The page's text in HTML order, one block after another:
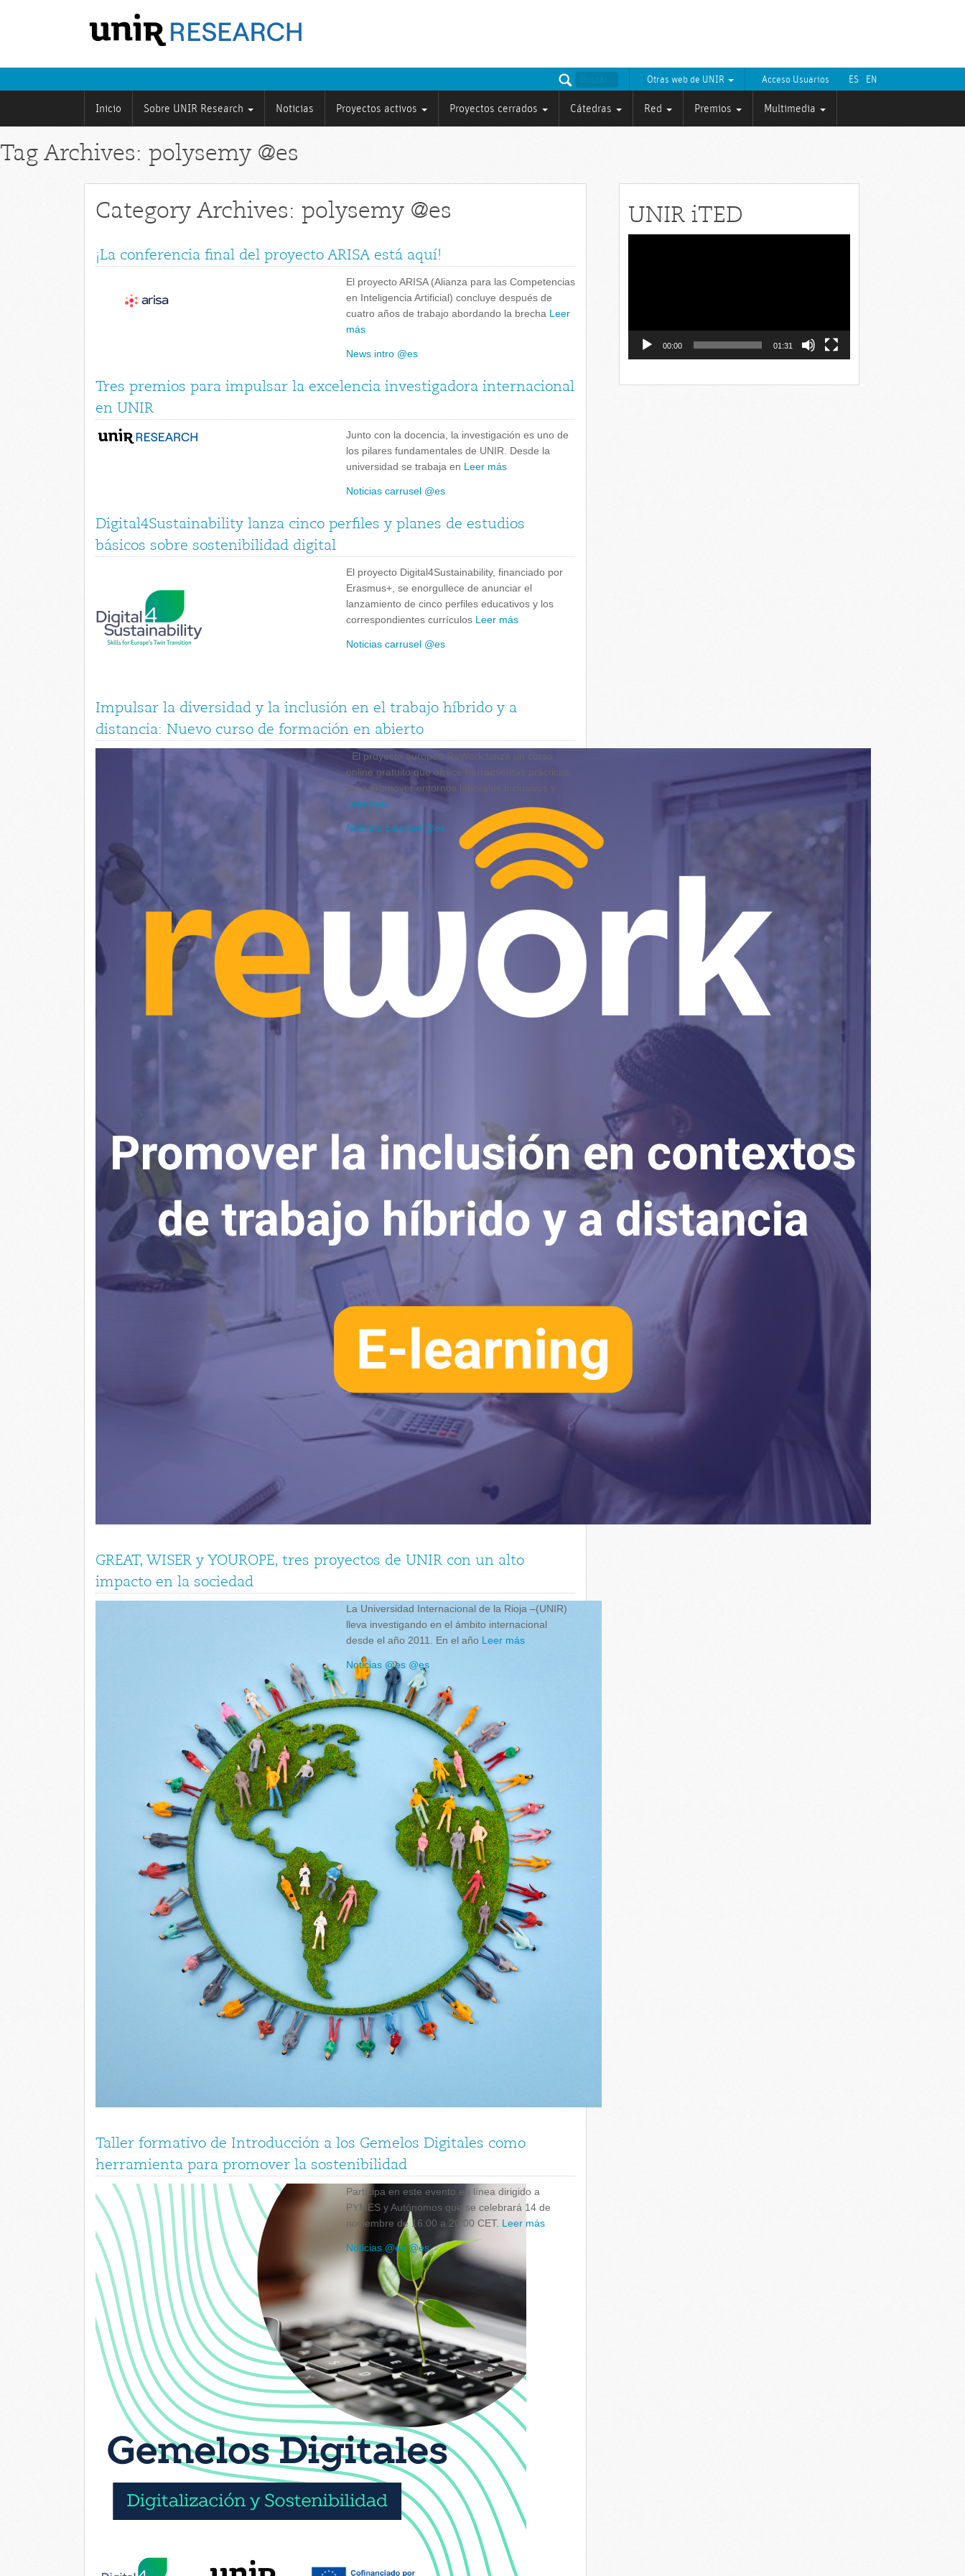
ES EN
Acceso Usuarios
Otras web de UNIR
Inicio Sobre UNIR Research Noticias Proyectos activos Proyectos cerrados Cátedras Red Premios Multimedia
Tag Archives: polysemy @es
Category Archives: polysemy @es
¡La conferencia final del proyecto ARISA está aquí!
El proyecto ARISA (Alianza para las Competencias
en Inteligencia Artificial) concluye después de
cuatro años de trabajo abordando la brecha Leer
más
News intro @es
Tres premios para impulsar la excelencia investigadora internacional
en UNIR
Junto con la docencia, la investigación es uno de
los pilares fundamentales de UNIR. Desde la
universidad se trabaja en Leer más
Noticias carrusel @es
Digital4Sustainability lanza cinco perfiles y planes de estudios
básicos sobre sostenibilidad digital
El proyecto Digital4Sustainability, financiado por
Erasmus+, se enorgullece de anunciar el
lanzamiento de cinco perfiles educativos y los
correspondientes currículos Leer más
Noticias carrusel @es
Impulsar la diversidad y la inclusión en el trabajo híbrido y a
distancia: Nuevo curso de formación en abierto
El proyecto europeo ReWork lanza un curso
online gratuito que ofrece herramientas prácticas
para promover entornos laborales inclusivos y
Leer más
Noticias carrusel @es
GREAT, WISER y YOUROPE, tres proyectos de UNIR con un alto
impacto en la sociedad
La Universidad Internacional de la Rioja –(UNIR)
lleva investigando en el ámbito internacional
desde el año 2011. En el año Leer más
Noticias @es @es
Taller formativo de Introducción a los Gemelos Digitales como
herramienta para promover la sostenibilidad
Participa en este evento en línea dirigido a
PYMES y Autónomos que se celebrará 14 de
noviembre de 16:00 a 20:00 CET. Leer más
Noticias @es @es
UNIR iTED
00:00 01:31